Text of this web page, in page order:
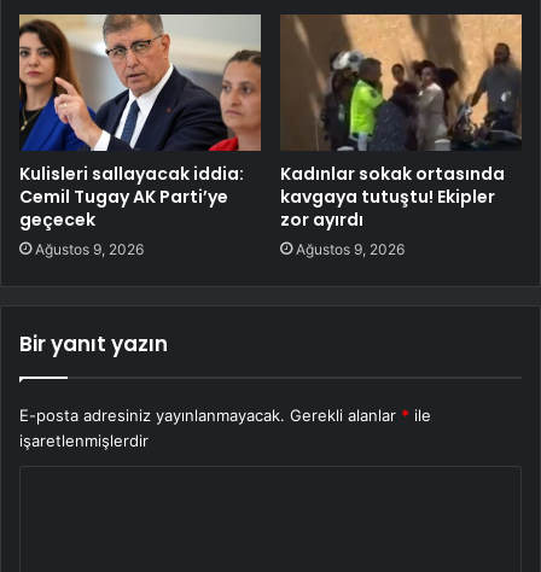
Kulisleri sallayacak iddia:
Cemil Tugay AK Parti’ye
geçecek
Ağustos 9, 2026
Kadınlar sokak ortasında
kavgaya tutuştu! Ekipler
zor ayırdı
Ağustos 9, 2026
Bir yanıt yazın
E-posta adresiniz yayınlanmayacak. Gerekli alanlar * ile
işaretlenmişlerdir